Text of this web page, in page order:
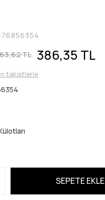
TL 386,35 TL
taksitlerle
SEPETE EKLE